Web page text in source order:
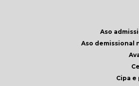
Aso
Aso demissional
Cipa